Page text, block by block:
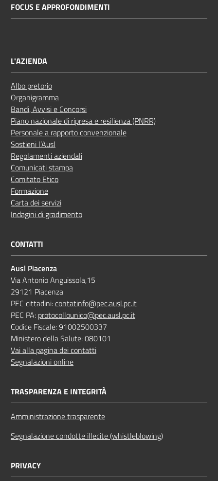
FOCUS E APPROFONDIMENTI
L'AZIENDA
Albo pretorio
Organigramma
Bandi, Avvisi e Concorsi
Piano nazionale di ripresa e resilienza (PNRR)
Personale a rapporto convenzionale
Sostieni l’Ausl
Regolamenti aziendali
Comunicati stampa
Comitato Etico
Formazione
Carta dei servizi
Indagini di gradimento
CONTATTI
Ausl Piacenza
Via Antonio Anguissola,15
29121 Piacenza
PEC cittadini:contatinfo@pec.ausl.pc.it
PEC PA: protocollounico@pec.ausl.pc.it
Codice Fiscale: 91002500337
Ministero della Salute: 080101
Vai alla pagina dei contatti
Segnalazioni online
TRASPARENZA E INTEGRITÀ
Amministrazione trasparente
Segnalazione condotte illecite (whistleblowing)
PRIVACY